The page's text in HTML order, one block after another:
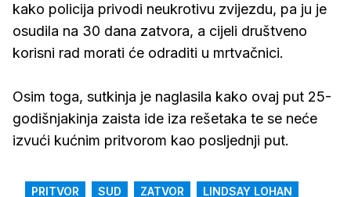
kako policija privodi neukrotivu zvijezdu, pa ju je
osudila na 30 dana zatvora, a cijeli društveno
korisni rad morati će odraditi u mrtvačnici.
Osim toga, sutkinja je naglasila kako ovaj put 25-
godišnjakinja zaista ide iza rešetaka te se neće
izvući kućnim pritvorom kao posljednji put.
PRITVOR SUD ZATVOR
LINDSAY LOHAN